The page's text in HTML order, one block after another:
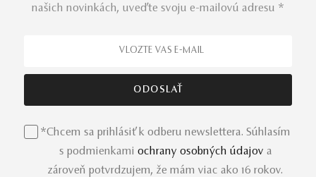
Nečudo, že je to často láska na prvý pohľad.Prsteň
odleskoch. Prípadne si k prsteňu Sinead môžete doladiť aj
šperky z kolekcie, a to jemné zapichovacie čivisiace
náušnice
prívesok Sinead.
našich novinkách, uveďte svoju e-mailovú adresu *
*Chcem sa prihlásiť k odberu newslettera. Súhlasím
s podmienkami ochrany osobných údajov a
zároveň potvrdzujem, že mám viac ako 16 rokov.